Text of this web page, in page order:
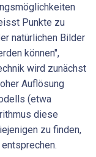
Punkte zu
natürlichen Bilder
können",
wird zunächst
Auflösung
(etwa
diese
zu finden,